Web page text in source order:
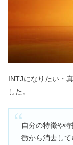
INTJになりたい・
した。
自分の特徴や
徴から消去し